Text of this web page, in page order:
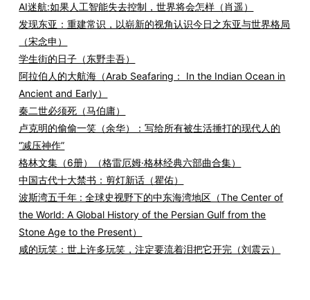
AI迷航:如果人工智能失去控制，世界将会怎样（肖遥）
发现东亚：重建常识，以崭新的视角认识今日之东亚与世界格局
（宋念申）
学生街的日子（东野圭吾）
阿拉伯人的大航海（Arab Seafaring： In the Indian Ocean in
Ancient and Early）
秦二世必须死（马伯庸）
卢克明的偷偷一笑（余华）：写给所有被生活捶打的现代人的
“减压神作”
格林文集（6册）（格雷厄姆·格林经典六部曲合集）
中国古代十大禁书：剪灯新话（瞿佑）
波斯湾五千年 : 全球史视野下的中东海湾地区（The Center of
the World: A Global History of the Persian Gulf from the
Stone Age to the Present）
咸的玩笑：世上许多玩笑，注定要流着泪把它开完（刘震云）